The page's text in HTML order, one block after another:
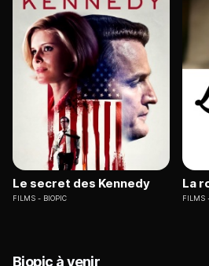
Le secret des Kennedy
FILMS BIOPIC
La
FILMS
Biopic à venir